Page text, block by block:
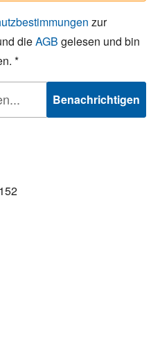
zur
dieAGB gelesen und bin
*
Benachrichtigen